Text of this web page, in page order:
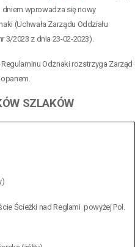
dniem wprowadza się nowy
(Uchwała Zarządu Oddziału
3/2023 z dnia 23-02-2023).
Odznaki rozstrzyga Zarząd
SZLAKÓW
Ścieżki nad Reglami powyżej Pol.